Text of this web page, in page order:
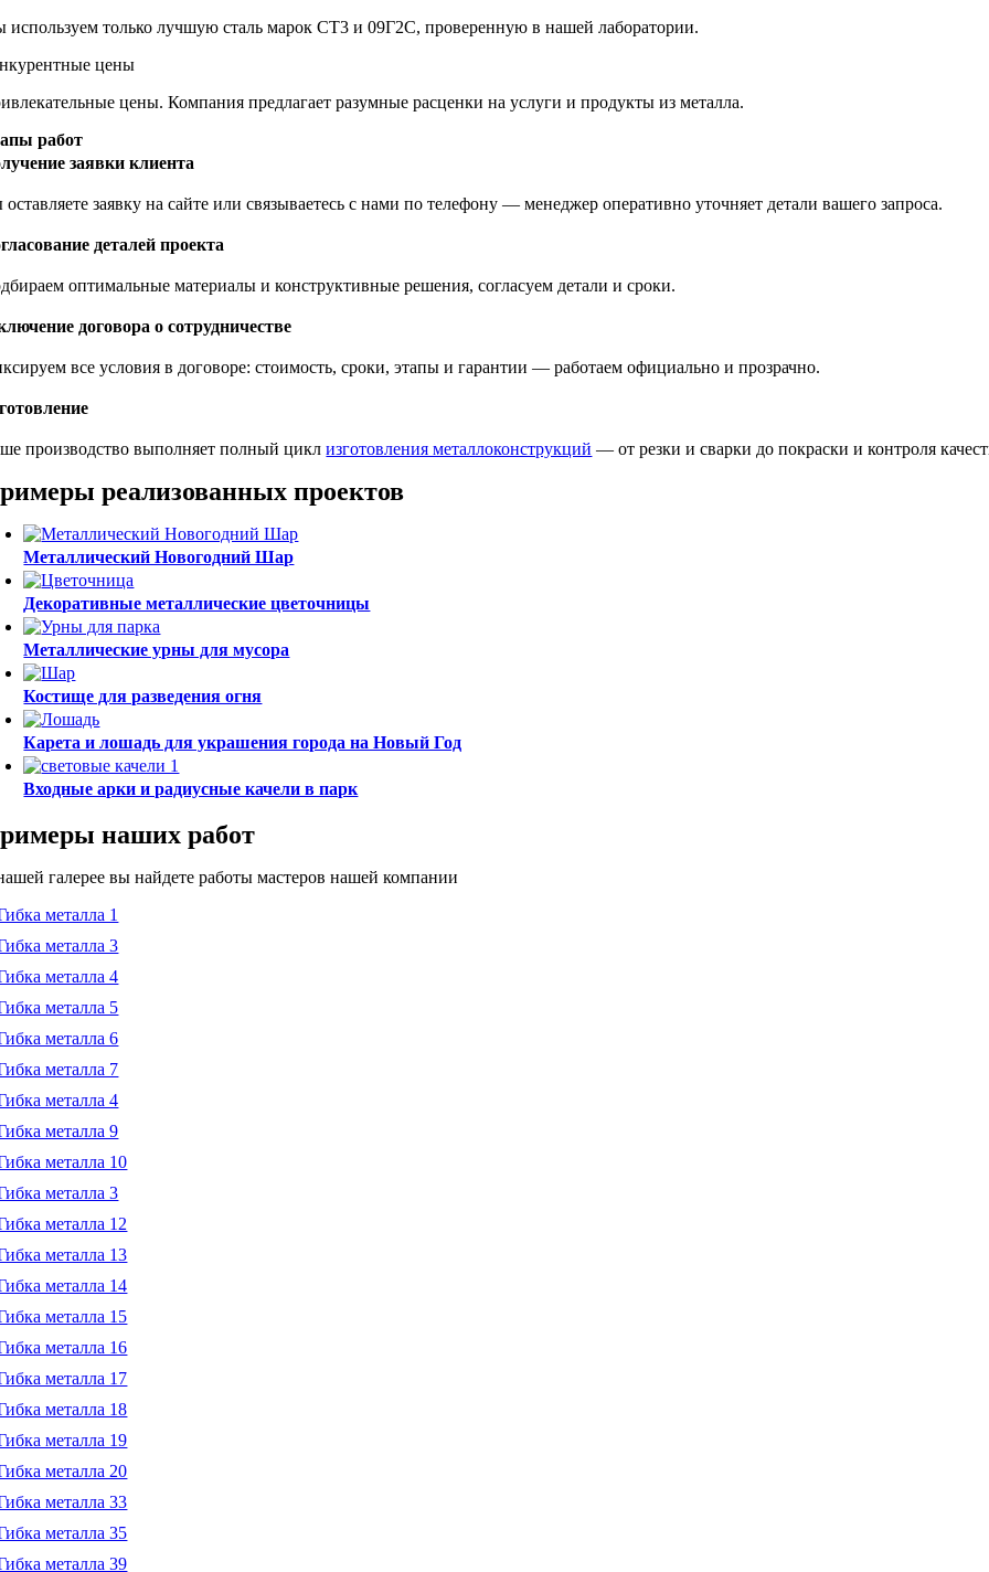
только лучшую сталь марок СТ3 и 09Г2С, проверенную в нашей лаборатории.
цены
цены. Компания предлагает разумные расценки на услуги и продукты из металла.
работ
заявки клиента
заявку на сайте или связываетесь с нами по телефону — менеджер оперативно уточняет детали вашего запроса.
деталей проекта
оптимальные материалы и конструктивные решения, согласуем детали и сроки.
договора о сотрудничестве
все условия в договоре: стоимость, сроки, этапы и гарантии — работаем официально и прозрачно.
производство выполняет полный циклизготовления металлоконструкций — от резки и сварки до покраски и контроля
реализованных проектов
Металлический Новогодний Шар
Декоративные металлические цветочницы
Металлические урны для мусора
Костище для разведения огня
Карета и лошадь для украшения города на Новый Год
Входные арки и радиусные качели в парк
наших работ
галерее вы найдете работы мастеров нашей компании